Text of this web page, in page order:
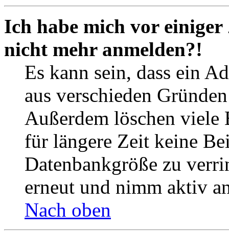
Ich habe mich vor
nicht mehr anmelden?!
Es kann sein, dass ein
aus verschieden
Außerdem löschen viele
für längere Zeit keine
Datenbankgröße zu
erneut und nimm aktiv
Nach oben